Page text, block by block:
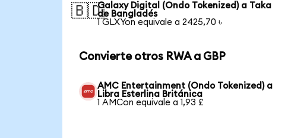
🇧🇩Galaxy Digital (Ondo Tokenized) a Taka
de Bangladés
1 GLXYon equivale a 2425,70 ৳
Convierte otros RWA a GBP
AMC Entertainment (Ondo Tokenized) a
Libra Esterlina Británica
1 AMCon equivale a 1,93 £